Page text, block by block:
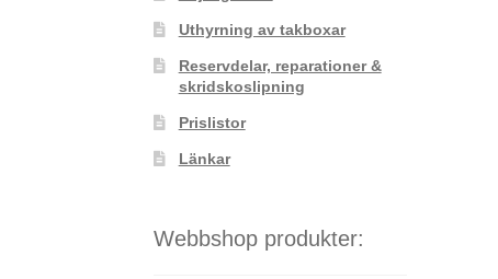
Uthyrning av takboxar
Reservdelar, reparationer &
skridskoslipning
Prislistor
Länkar
Webbshop produkter: